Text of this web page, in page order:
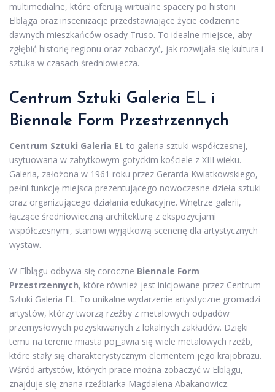
multimedialne, które oferują wirtualne spacery po historii
Elbląga oraz inscenizacje przedstawiające życie codzienne
dawnych mieszkańców osady Truso. To idealne miejsce, aby
zgłębić historię regionu oraz zobaczyć, jak rozwijała się kultura i
sztuka w czasach średniowiecza.
Centrum Sztuki Galeria EL i
Biennale Form Przestrzennych
Centrum Sztuki Galeria EL to galeria sztuki współczesnej,
usytuowana w zabytkowym gotyckim kościele z XIII wieku.
Galeria, założona w 1961 roku przez Gerarda Kwiatkowskiego,
pełni funkcję miejsca prezentującego nowoczesne dzieła sztuki
oraz organizującego działania edukacyjne. Wnętrze galerii,
łączące średniowieczną architekturę z ekspozycjami
współczesnymi, stanowi wyjątkową scenerię dla artystycznych
wystaw.
W Elblągu odbywa się coroczne Biennale Form
Przestrzennych, które również jest inicjowane przez Centrum
Sztuki Galeria EL. To unikalne wydarzenie artystyczne gromadzi
artystów, którzy tworzą rzeźby z metalowych odpadów
przemysłowych pozyskiwanych z lokalnych zakładów. Dzięki
temu na terenie miasta poj_awia się wiele metalowych rzeźb,
które stały się charakterystycznym elementem jego krajobrazu.
Wśród artystów, których prace można zobaczyć w Elblągu,
znajduje się znana rzeźbiarka Magdalena Abakanowicz.